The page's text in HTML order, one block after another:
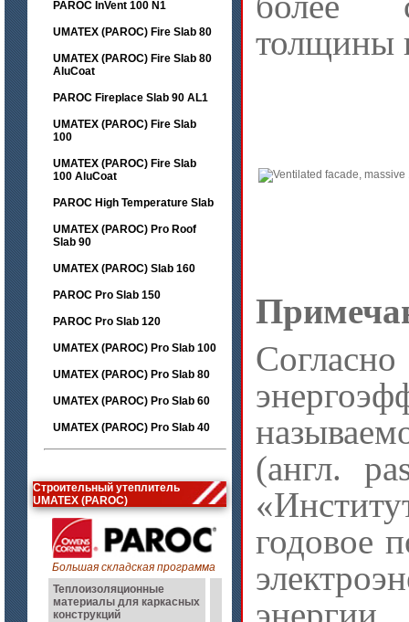
PAROC InVent 100 N1
UMATEX (PAROC) Fire Slab 80
UMATEX (PAROC) Fire Slab 80
AluCoat
PAROC Fireplace Slab 90 AL1
UMATEX (PAROC) Fire Slab
100
UMATEX (PAROC) Fire Slab
100 AluCoat
PAROC High Temperature Slab
UMATEX (PAROC) Pro Roof
Slab 90
UMATEX (PAROC) Slab 160
PAROC Pro Slab 150
PAROC Pro Slab 120
UMATEX (PAROC) Pro Slab 100
UMATEX (PAROC) Pro Slab 80
UMATEX (PAROC) Pro Slab 60
UMATEX (PAROC) Pro Slab 40
Строительный утеплитель
UMATEX (PAROC)
Большая складская программа
Теплоизоляционные
материалы для каркасных
конструкций
толщины
(англ.
годовое